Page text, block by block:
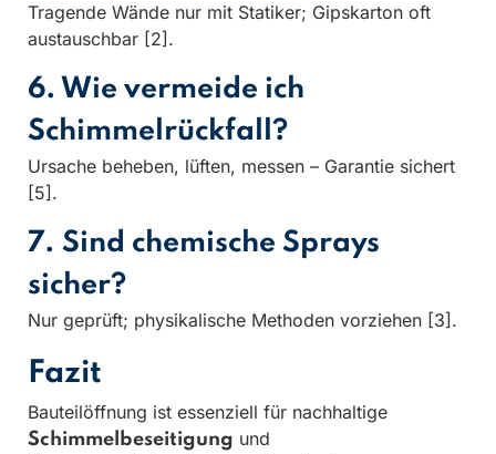
Tragende Wände nur mit Statiker; Gipskarton oft
austauschbar [2].
6. Wie vermeide ich
Schimmelrückfall?
Ursache beheben, lüften, messen – Garantie sichert
[5].
7. Sind chemische Sprays
sicher?
Nur geprüft; physikalische Methoden vorziehen [3].
Fazit
Bauteilöffnung ist essenziell für nachhaltige
Schimmelbeseitigung und